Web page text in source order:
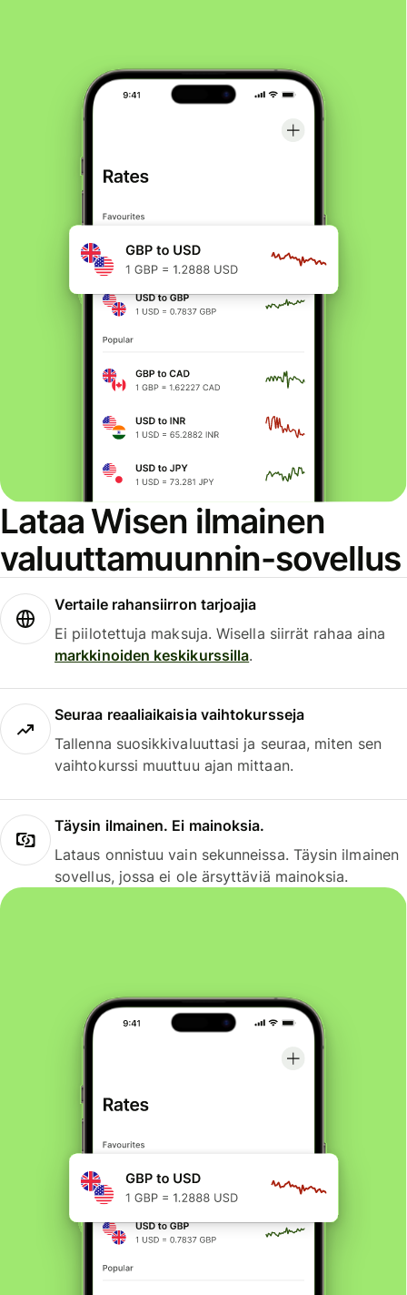
Lataa Wisen ilmainen
valuuttamuunnin-sovellus
Vertaile rahansiirron tarjoajia
Ei piilotettuja maksuja. Wisella siirrät rahaa aina
markkinoiden keskikurssilla.
Seuraa reaaliaikaisia vaihtokursseja
Tallenna suosikkivaluuttasi ja seuraa, miten sen
vaihtokurssi muuttuu ajan mittaan.
Täysin ilmainen. Ei mainoksia.
Lataus onnistuu vain sekunneissa. Täysin ilmainen
sovellus, jossa ei ole ärsyttäviä mainoksia.